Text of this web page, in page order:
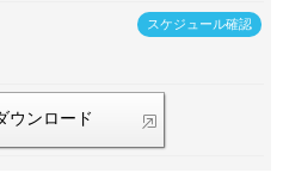
スケジュール確認
ウンロード